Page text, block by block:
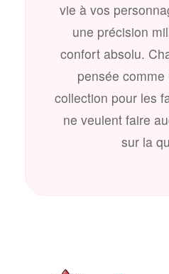
vie à vos
une précision
confort absolu.
pensée
collection pour les
ne veulent faire
sur la